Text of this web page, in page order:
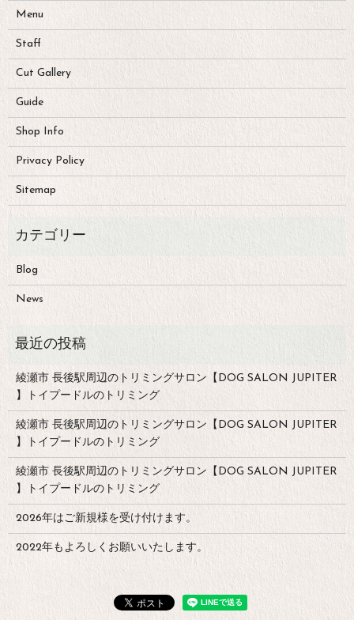
Menu
Staff
Cut Gallery
Guide
Shop Info
Privacy Policy
Sitemap
Blog
News
綾瀬市 長後駅周辺のトリミングサロン【DOG SALON JUPITER
】トイプードルのトリミング
綾瀬市 長後駅周辺のトリミングサロン【DOG SALON JUPITER
】トイプードルのトリミング
綾瀬市 長後駅周辺のトリミングサロン【DOG SALON JUPITER
】トイプードルのトリミング
2026年はご新規様を受け付けます。
2022年もよろしくお願いいたします。